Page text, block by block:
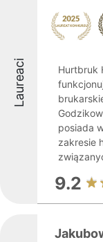
Laureaci
Hurtbruk
posiada
zakresie
9.2